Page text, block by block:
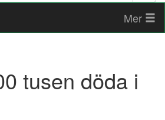
Mer
tusen döda i